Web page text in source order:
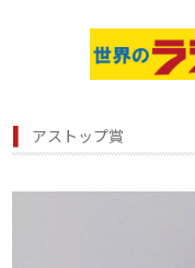
アストップ賞